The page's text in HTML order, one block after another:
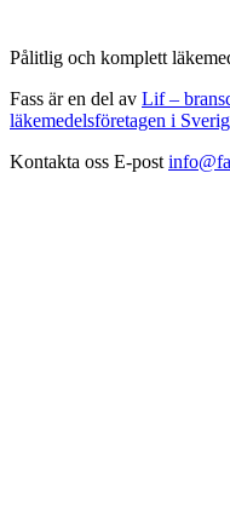
Pålitlig och komplett
Fass är en del av Lif –
läkemedelsföretagen i
Kontakta oss E-post